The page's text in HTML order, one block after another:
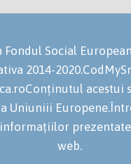
Fondul Social
2014-
acestui
Uniuniii
web.